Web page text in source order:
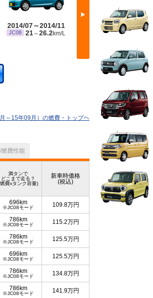
▶
2014/07～2014/11
JC08 21～26.2km/L
2014/04～2014/06
21～26.8
～15年09月）の燃費・トップヘ
燃費性能
満タンで
どこまで走る？
費xタンク容量)
新車時価格
(税込)
696km
※JC08モード 109.8万円
786km
※JC08モード 115.2万円
786km
※JC08モード 125.5万円
696km
※JC08モード 125.5万円
786km
※JC08モード 134.8万円
786km
※JC08モード 141.9万円